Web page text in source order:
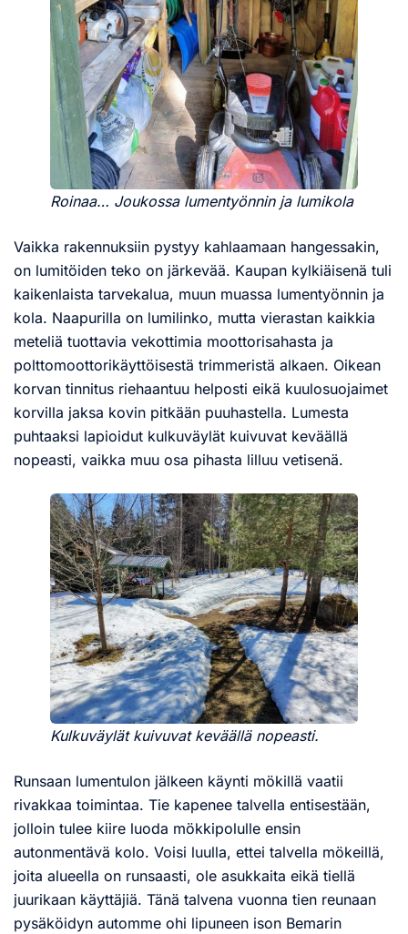
Roinaa… Joukossa lumentyönnin ja lumikola
Vaikka rakennuksiin pystyy kahlaamaan hangessakin,
on lumitöiden teko on järkevää. Kaupan kylkiäisenä tuli
kaikenlaista tarvekalua, muun muassa lumentyönnin ja
kola. Naapurilla on lumilinko, mutta vierastan kaikkia
meteliä tuottavia vekottimia moottorisahasta ja
polttomoottorikäyttöisestä trimmeristä alkaen. Oikean
korvan tinnitus riehaantuu helposti eikä kuulosuojaimet
korvilla jaksa kovin pitkään puuhastella. Lumesta
puhtaaksi lapioidut kulkuväylät kuivuvat keväällä
nopeasti, vaikka muu osa pihasta lilluu vetisenä.
Kulkuväylät kuivuvat keväällä nopeasti.
Runsaan lumentulon jälkeen käynti mökillä vaatii
rivakkaa toimintaa. Tie kapenee talvella entisestään,
jolloin tulee kiire luoda mökkipolulle ensin
autonmentävä kolo. Voisi luulla, ettei talvella mökeillä,
joita alueella on runsaasti, ole asukkaita eikä tiellä
juurikaan käyttäjiä. Tänä talvena vuonna tien reunaan
pysäköidyn automme ohi lipuneen ison Bemarin